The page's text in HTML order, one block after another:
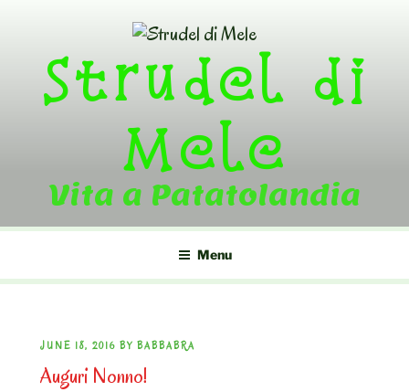
contentStrudel di
Mele
Vita a Patatolandia
Menu
POSTED
ON
JUNE 18, 2016 BY BABBABRA
Auguri Nonno!